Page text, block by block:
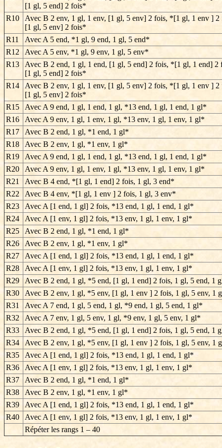
[1 gl, 5 end] 2 fois*
R10
Avec B 2 env, 1 gl, 1 env, [1 gl, 5 env] 2 fois, *[1 gl, 1 env ] 2
[1 gl, 5 env] 2 fois*
R11
Avec A 5 end, *1 gl, 9 end, 1 gl, 5 end*
R12
Avec A 5 env, *1 gl, 9 env, 1 gl, 5 env*
R13
Avec B 2 end, 1 gl, 1 end, [1 gl, 5 end] 2 fois, *[1 gl, 1 end] 2
[1 gl, 5 end] 2 fois*
R14
Avec B 2 env, 1 gl, 1 env, [1 gl, 5 env] 2 fois, *[1 gl, 1 env ] 2
[1 gl, 5 env] 2 fois*
R15
Avec A 9 end, 1 gl, 1 end, 1 gl, *13 end, 1 gl, 1 end, 1 gl*
R16
Avec A 9 env, 1 gl, 1 env, 1 gl, *13 env, 1 gl, 1 env, 1 gl*
R17
Avec B 2 end, 1 gl, *1 end, 1 gl*
R18
Avec B 2 env, 1 gl, *1 env, 1 gl*
R19
Avec A 9 end, 1 gl, 1 end, 1 gl, *13 end, 1 gl, 1 end, 1 gl*
R20
Avec A 9 env, 1 gl, 1 env, 1 gl, *13 env, 1 gl, 1 env, 1 gl*
R21
Avec B 4 end, *[1 gl, 1 end] 2 fois, 1 gl, 3 end*
R22
Avec B 4 env, *[1 gl, 1 env ] 2 fois, 1 gl, 3 env*
R23
Avec A [1 end, 1 gl] 2 fois, *13 end, 1 gl, 1 end, 1 gl*
R24
Avec A [1 env, 1 gl] 2 fois, *13 env, 1 gl, 1 env, 1 gl*
R25
Avec B 2 end, 1 gl, *1 end, 1 gl*
R26
Avec B 2 env, 1 gl, *1 env, 1 gl*
R27
Avec A [1 end, 1 gl] 2 fois, *13 end, 1 gl, 1 end, 1 gl*
R28
Avec A [1 env, 1 gl] 2 fois, *13 env, 1 gl, 1 env, 1 gl*
R29
Avec B 2 end, 1 gl, *5 end, [1 gl, 1 end] 2 fois, 1 gl, 5 end, 1
R30
Avec B 2 env, 1 gl, *5 env, [1 gl, 1 env ] 2 fois, 1 gl, 5 env, 1
R31
Avec A 7 end, 1 gl, 5 end, 1 gl, *9 end, 1 gl, 5 end, 1 gl*
R32
Avec A 7 env, 1 gl, 5 env, 1 gl, *9 env, 1 gl, 5 env, 1 gl*
R33
Avec B 2 end, 1 gl, *5 end, [1 gl, 1 end] 2 fois, 1 gl, 5 end, 1
R34
Avec B 2 env, 1 gl, *5 env, [1 gl, 1 env ] 2 fois, 1 gl, 5 env, 1
R35
Avec A [1 end, 1 gl] 2 fois, *13 end, 1 gl, 1 end, 1 gl*
R36
Avec A [1 env, 1 gl] 2 fois, *13 env, 1 gl, 1 env, 1 gl*
R37
Avec B 2 end, 1 gl, *1 end, 1 gl*
R38
Avec B 2 env, 1 gl, *1 env, 1 gl*
R39
Avec A [1 end, 1 gl] 2 fois, *13 end, 1 gl, 1 end, 1 gl*
R40
Avec A [1 env, 1 gl] 2 fois, *13 env, 1 gl, 1 env, 1 gl*
Répéter les rangs 1 – 40